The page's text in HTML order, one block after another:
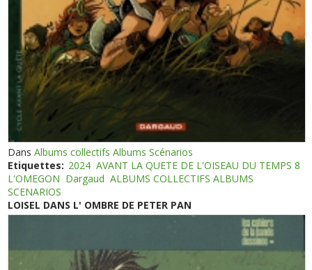
DansAlbums collectifs Albums Scénarios
Etiquettes: 2024 AVANT LA QUETE DE L'OISEAU DU TEMPS 8
L'OMEGON Dargaud ALBUMS COLLECTIFS ALBUMS
SCENARIOS
LOISEL DANS L' OMBRE DE PETER PAN